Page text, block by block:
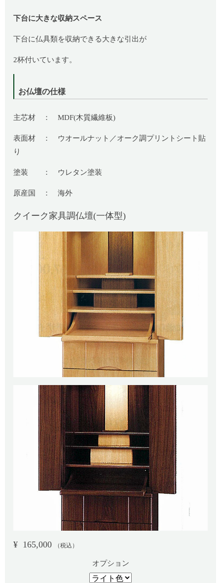
下台に大きな収納スペース
下台に仏具類を収納できる大きな引出が
2杯付いています。
お仏壇の仕様
主芯材 ： MDF(木質繊維板)
表面材 ： ウオールナット／オーク調プリントシート貼
り
塗装 ： ウレタン塗装
原産国 ： 海外
クイーク家具調仏壇(一体型)
¥ 165,000 （税込）
オプション